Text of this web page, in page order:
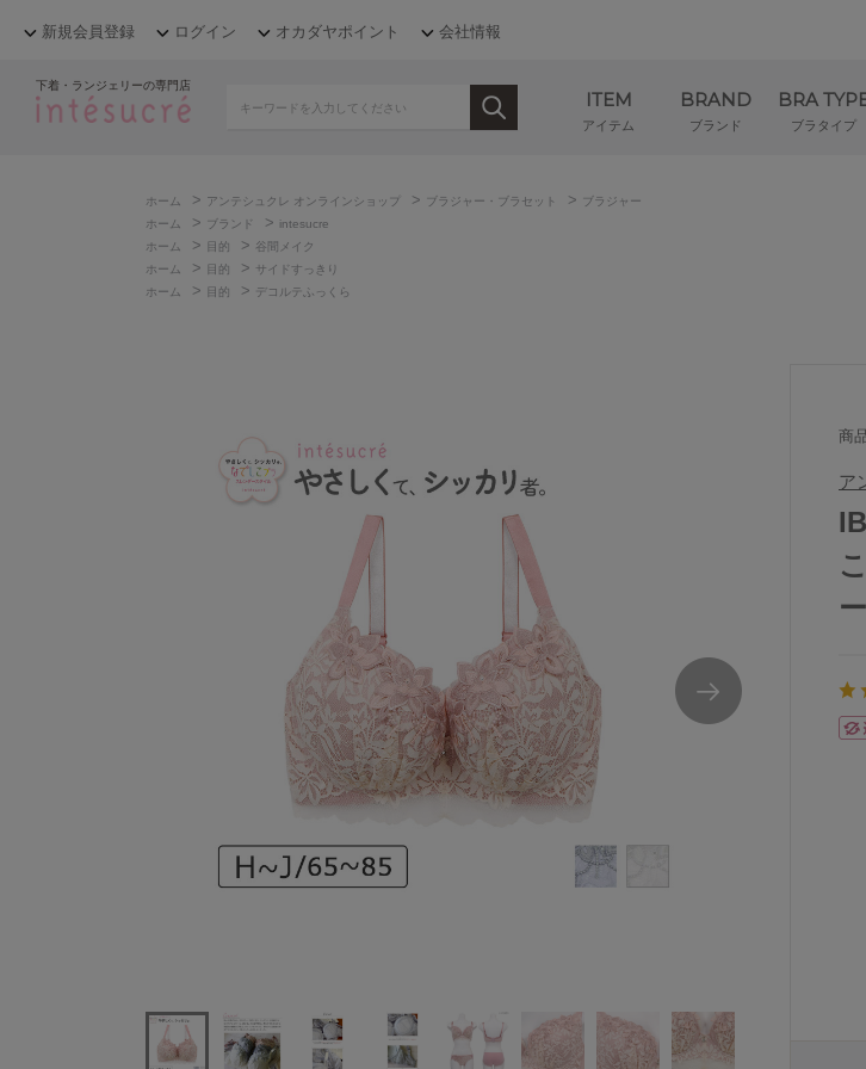
新規会員登録 ログイン オカダヤポイント 会社情報
下着・ランジェリーの専門店
ITEM
アイテム
BRAND
ブランド
BRA
ブラタイプ
ホーム > アンテシュクレ オンラインショップ > ブラジャー・ブラセット > ブラジャー
ホーム
> ブランド > intesucre
ホーム
> 目的 > 谷間メイク
ホーム
> 目的 > サイドすっきり
ホーム
> 目的 > デコルテふっくら
商
ア